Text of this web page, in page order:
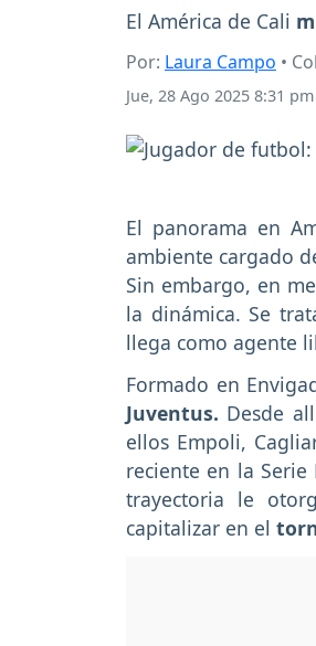
El América de Cali
Por: Laura Campo •
Jue, 28 Ago 2025 8:31 pm
El panorama en
ambiente cargado
Sin embargo, en
la dinámica. Se
llega como agente
Formado en
Juventus. Desde
ellos Empoli,
reciente en la
trayectoria le
capitalizar en el